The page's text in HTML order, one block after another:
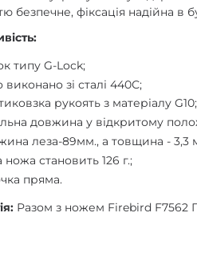
безпечне, фіксація надійна в
типу G-Lock;
виконано зі сталі 440С;
рукоять з матеріалу G10;
довжина у відкритому
леза-89мм., а товщина - 3,3
ножа становить 126 г.;
пряма.
Разом з ножем Firebird F7562